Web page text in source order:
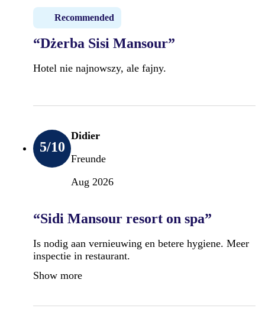
Recommended
“Dżerba Sisi Mansour”
Hotel nie najnowszy, ale fajny.
5/10
Didier
Freunde
Aug 2026
“Sidi Mansour resort on spa”
Is nodig aan vernieuwing en betere hygiene. Meer
inspectie in restaurant.
Show more